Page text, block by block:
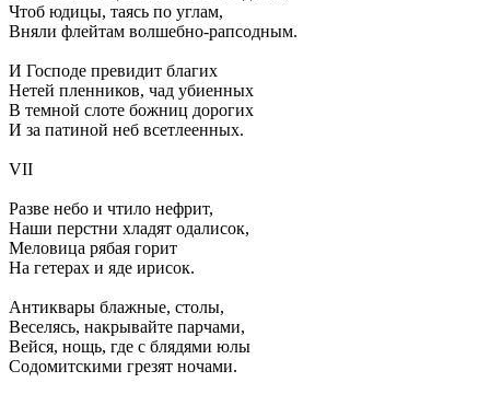
Чтоб юдицы, таясь по углам,
Вняли флейтам волшебно-рапсодным.
И Господе превидит благих
Нетей пленников, чад убиенных
В темной слоте божниц дорогих
И за патиной неб всетлеенных.
VII
Разве небо и чтило нефрит,
Наши перстни хладят одалисок,
Меловица рябая горит
На гетерах и яде ирисок.
Антиквары блажные, столы,
Веселясь, накрывайте парчами,
Вейся, нощь, где с блядями юлы
Содомитскими грезят ночами.